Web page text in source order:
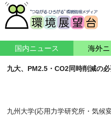
国内ニュース 海外
九大、PM2.5・CO2同時削減の
九州大学(応用力学研究所・気候